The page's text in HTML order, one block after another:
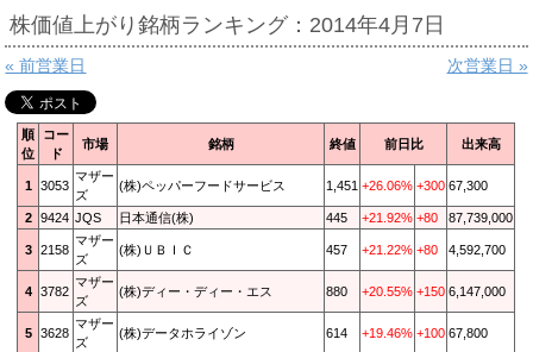
株価値上がり銘柄ランキング：2014年4月7日
« 前営業日 次営業日 »
順
位
コー
ド
市場 銘柄 終値 前日比 出来高
1 3053
マザー
ズ
(株)ペッパーフードサービス 1,451 +26.06% +300 67,300
2 9424 JQS 日本通信(株) 445 +21.92% +80 87,739,000
3 2158
マザー
ズ
(株)ＵＢＩＣ 457 +21.22% +80 4,592,700
4 3782
マザー
ズ
(株)ディー・ディー・エス 880 +20.55% +150 6,147,000
5 3628
マザー
ズ
(株)データホライゾン 614 +19.46% +100 67,800